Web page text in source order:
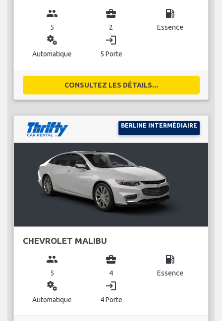
group
5
business_center
2
local_gas_station
Essence
miscellaneous_services
Automatique
login
5 Porte
CONSULTEZ LES DÉTAILS...
BERLINE INTERMÉDIAIRE
CHEVROLET MALIBU
group
5
business_center
4
local_gas_station
Essence
miscellaneous_services
Automatique
login
4 Porte